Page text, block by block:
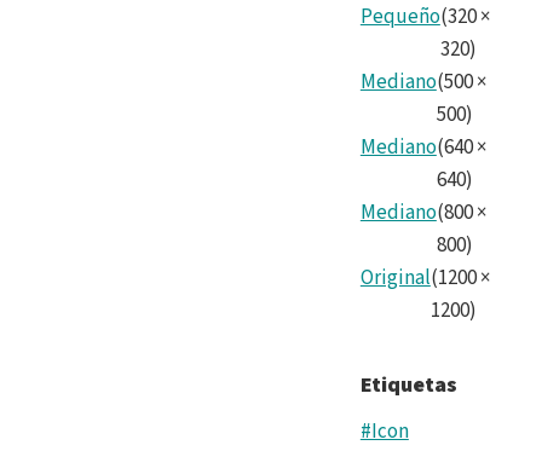
Pequeño(320×
320)
Mediano(500×
500)
Mediano(640×
640)
Mediano(800×
800)
Original(1200×
1200)
Etiquetas
#Icon